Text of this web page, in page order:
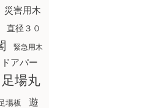
災害用木
直径３０
緊急用木
アパー
足場丸
場板 遊